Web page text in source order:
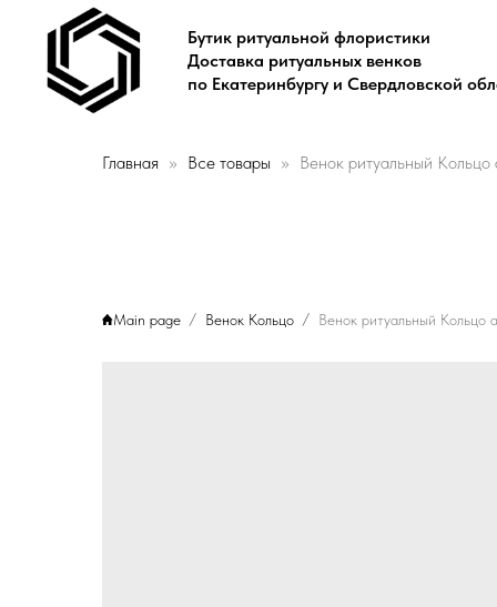
Бутик ритуальной флористики
Доставка ритуальных венков
по Екатеринбургу и Свердловской
Главная Все товары Венок ритуальный
Main page Венок Кольцо